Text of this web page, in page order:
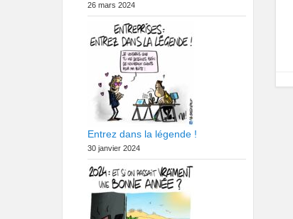
26 mars 2024
Entrez dans la légende !
30 janvier 2024